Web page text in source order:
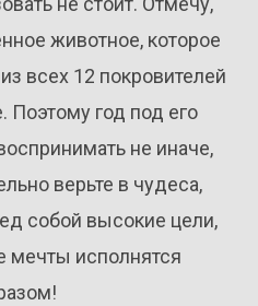
животное, которое
всех 12 покровителей
Поэтому год под его
не иначе,
верьте в чудеса,
собой высокие цели,
мечты исполнятся